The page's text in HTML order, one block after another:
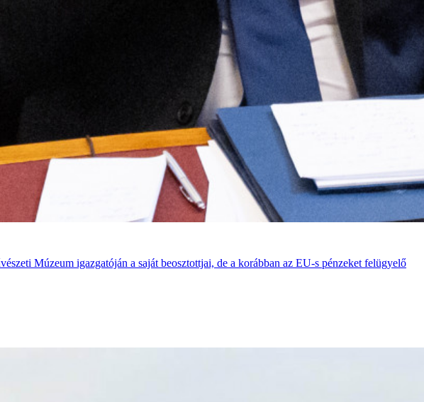
Múzeum igazgatóján a saját beosztottjai, de a korábban az EU-s pénzeket felügyelő